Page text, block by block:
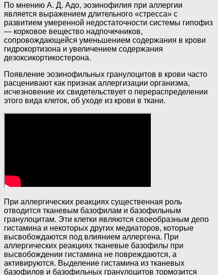
По мнению А. Д. Адо, эозинофилия при аллергии
является выражением длительного «стресса» с
развитием умеренной недостаточности системы гипофиз
— корковое вещество надпочечников,
сопровождающейся уменьшением содержания в крови
гидрокортизона и увеличением содержания
дезоксикортикостерона.
Появление эозинофильных гранулоцитов в крови часто
расценивают как признак аллергизации организма,
исчезновение их свидетельствует о перераспределении
этого вида клеток, об уходе из крови в ткани.
При аллергических реакциях существенная роль
отводится тканевым базофилам и базофильным
гранулоцитам. Эти клетки являются своеобразным депо
гистамина и некоторых других медиаторов, которые
высвобождаются под влиянием аллергена. При
аллергических реакциях тканевые базофилы при
высвобождении гистамина не повреждаются, а
активируются. Выделение гистамина из тканевых
базофилов и базофильных гранулоцитов тормозится